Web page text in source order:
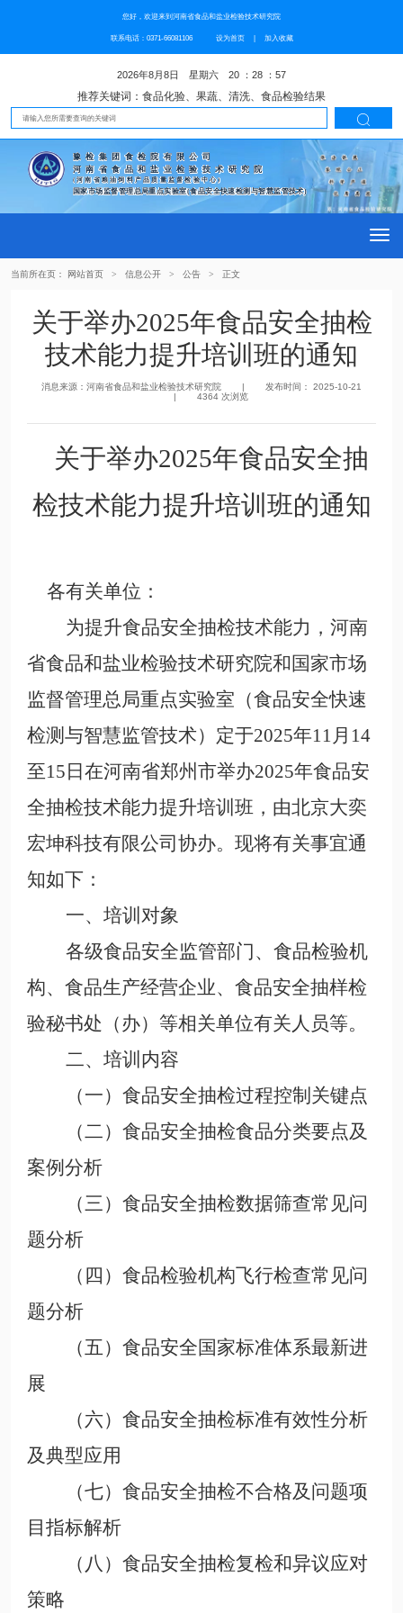
您好，欢迎来到河南省食品和盐业检验技术研究院
联系电话：0371-66081106 设为首页| 加入收藏
2026年8月8日 星期六 20 ：28 ：57
推荐关键词：食品化验、果蔬、清洗、食品检验结果

豫检集团食检院有限公司
河南省食品和盐业检验技术研究院
(河南省粮油饲料产品质量监督检验中心)
国家市场监督管理总局重点实验室(食品安全快速检测与智慧监管技术)
当前所在页： 网站首页 > 信息公开 > 公告 > 正文
关于举办2025年食品安全抽检
技术能力提升培训班的通知
消息来源：河南省食品和盐业检验技术研究院 | 发布时间： 2025-10-21
| 4364 次浏览
关于举办2025年食品安全抽
检技术能力提升培训班的通知
各有关单位：
为提升食品安全抽检技术能力，河南
省食品和盐业检验技术研究院和国家市场
监督管理总局重点实验室（食品安全快速
检测与智慧监管技术）定于2025年11月14
至15日在河南省郑州市举办2025年食品安
全抽检技术能力提升培训班 ，由北京大奕
宏坤科技有限公司协办。现将有关事宜通
知如下：
一、培训对象
各级食品安全监管部门、 食品检验机
构、食品生产经营企业、食品安全抽样检
验秘书处（办）等相关单位有关人员等。
二、培训内容
（一）食品安全抽检过程控制 关键点
（二）食品安全抽检食品分类要点及
案例分析
（三）食品安全抽检数据筛查常见问
题分析
（四）食品检验机构飞行检查常见问
题分析
（五）食品安全国家标准体系最新进
展
（六）食品安全抽检标准有效性分析
及典型应用
（七）食品安全抽检不合格及问题项
目指标解析
（八）食品安全抽检复检和异议应对
策略